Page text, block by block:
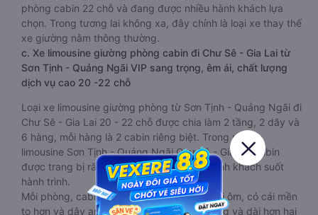
phòng cabin 22 chỗ và đang được nhiều hành khách lựa
chọn. Trong tương lai không xa, đây chính là loại xe thay thế
xe giường nằm thông thường.
c. Xe limousine giường phòng cabin đi Chư Sê - Gia Lai từ
Sơn Tịnh - Quảng Ngãi VIP sang trọng, êm ái, chất lượng
dịch vụ cao 20 -22 chỗ
Loại xe limousine giường phòng từ Sơn Tịnh - Quảng Ngãi đi
Chư Sê - Gia Lai 20 - 22 chỗ được chia làm 2 tầng, 2 dãy và
6 hàng, mỗi hàng là 2 cabin riêng biệt. Trong mỗi xe
limousine Sơn Tịnh - Quảng Ngãi Chư Sê - Gia Lai cabin
được trang bị rất nhiều tiện ích phục vụ hành khách suốt
hành trình.
Mỗi phòng, cabin đều có gối nằm rời, có gối ôm, có cái mền
to hơn và dây an toàn seat belt. Giường rộng và dài hơn hai